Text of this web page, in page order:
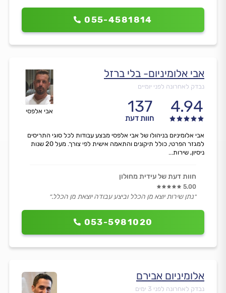
055-4581814
אבי אלפסי
אבי אלומיניום- בלי ברזל
נבדק לאחרונה לפני יומיים
4.94
137
חוות דעת
053-5981020
אבי אלומיניום בניהולו של אבי אלפסי מבצע עבודות לכל סוגי התריסים
למגזר הפרטי, כולל תיקונים והתאמה אישית לפי צורך. מעל 20 שנות
ניסיון, שירות...
חוות דעת של עידית מחולון
5.00
״נתן שירות יוצא מן הכלל וביצע עבודה יוצאת מן הכלל.״
אלומיניום אבירם
נבדק לאחרונה לפני 3 ימים